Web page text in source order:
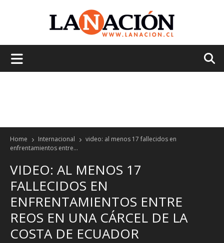
Home Internacional
video: al menos 17 fallecidos en
enfrentamientos entre...
VIDEO: AL MENOS 17
FALLECIDOS EN
ENFRENTAMIENTOS ENTRE
REOS EN UNA CÁRCEL DE LA
COSTA DE ECUADOR